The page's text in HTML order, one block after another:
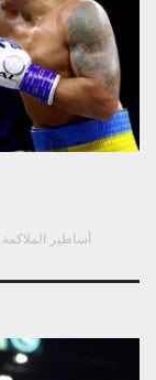
أساطير الملاكمة